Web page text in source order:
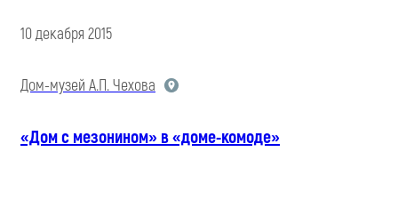
10 декабря 2015
Дом-музей А.П. Чехова
«Дом с мезонином» в «доме-комоде»